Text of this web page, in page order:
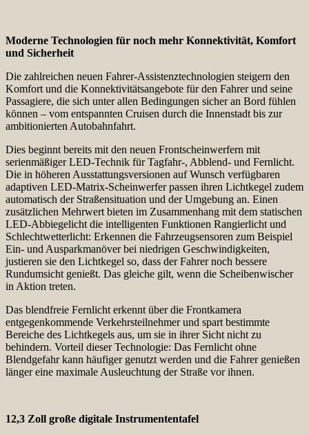
Moderne Technologien für noch mehr Konnektivität, Komfort
und Sicherheit
Die zahlreichen neuen Fahrer-Assistenztechnologien steigern den
Komfort und die Konnektivitätsangebote für den Fahrer und seine
Passagiere, die sich unter allen Bedingungen sicher an Bord fühlen
können – vom entspannten Cruisen durch die Innenstadt bis zur
ambitionierten Autobahnfahrt.
Dies beginnt bereits mit den neuen Frontscheinwerfern mit
serienmäßiger LED-Technik für Tagfahr-, Abblend- und Fernlicht.
Die in höheren Ausstattungsversionen auf Wunsch verfügbaren
adaptiven LED-Matrix-Scheinwerfer passen ihren Lichtkegel zudem
automatisch der Straßensituation und der Umgebung an. Einen
zusätzlichen Mehrwert bieten im Zusammenhang mit dem statischen
LED-Abbiegelicht die intelligenten Funktionen Rangierlicht und
Schlechtwetterlicht: Erkennen die Fahrzeugsensoren zum Beispiel
Ein- und Ausparkmanöver bei niedrigen Geschwindigkeiten,
justieren sie den Lichtkegel so, dass der Fahrer noch bessere
Rundumsicht genießt. Das gleiche gilt, wenn die Scheibenwischer
in Aktion treten.
Das blendfreie Fernlicht erkennt über die Frontkamera
entgegenkommende Verkehrsteilnehmer und spart bestimmte
Bereiche des Lichtkegels aus, um sie in ihrer Sicht nicht zu
behindern. Vorteil dieser Technologie: Das Fernlicht ohne
Blendgefahr kann häufiger genutzt werden und die Fahrer genießen
länger eine maximale Ausleuchtung der Straße vor ihnen.
12,3 Zoll große digitale Instrumententafel